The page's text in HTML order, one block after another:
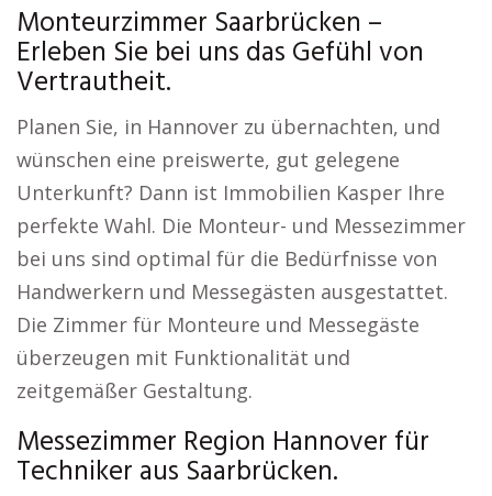
Monteurzimmer Saarbrücken –
Erleben Sie bei uns das Gefühl von
Vertrautheit.
Planen Sie, in Hannover zu übernachten, und
wünschen eine preiswerte, gut gelegene
Unterkunft? Dann ist Immobilien Kasper Ihre
perfekte Wahl. Die Monteur- und Messezimmer
bei uns sind optimal für die Bedürfnisse von
Handwerkern und Messegästen ausgestattet.
Die Zimmer für Monteure und Messegäste
überzeugen mit Funktionalität und
zeitgemäßer Gestaltung.
Messezimmer Region Hannover für
Techniker aus Saarbrücken.